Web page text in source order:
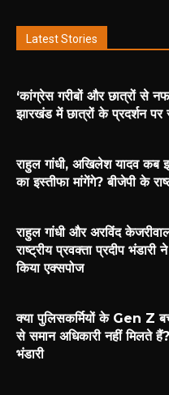
Latest Stories
‘कांग्रेस गरीबों और छात्रों से
झारखंड में छात्रों के प्रदर्शन पर
राहुल गांधी, अखिलेश यादव कब
का इस्तीफा मांगेंगे? बीजेपी के
राहुल गांधी और अरविंद
राष्ट्रीय प्रवक्ता प्रदीप भंडारी
किया एक्सपोज
क्या पुलिसकर्मियों के Gen Z
से समान अधिकारी नहीं मिलते
भंडारी